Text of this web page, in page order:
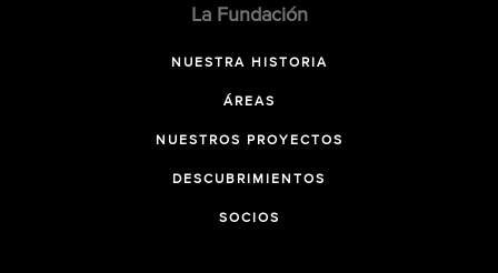
La Fundación
NUESTRA HISTORIA
ÁREAS
NUESTROS PROYECTOS
DESCUBRIMIENTOS
SOCIOS